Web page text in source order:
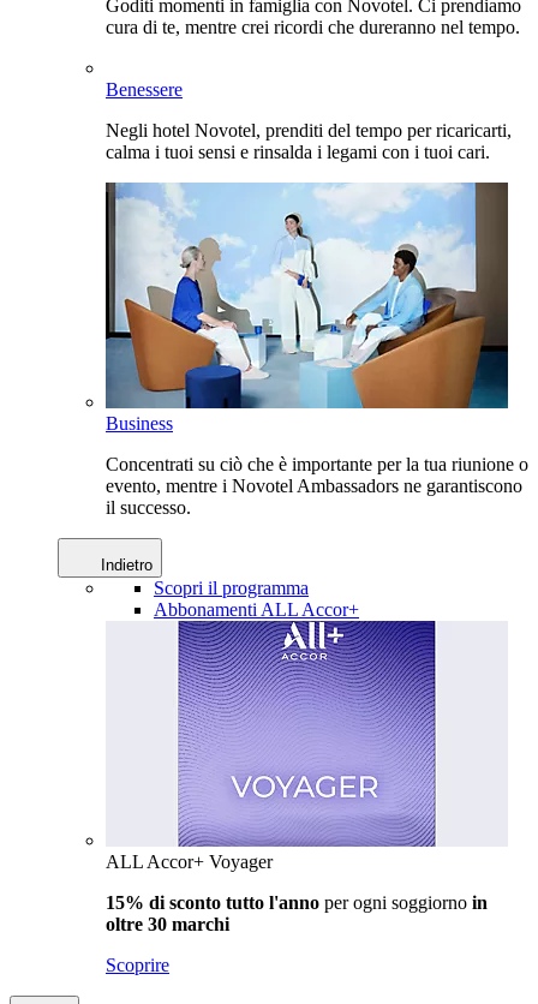
Goditi momenti in famiglia con Novotel. Ci prendiamo
cura di te, mentre crei ricordi che dureranno nel tempo.
Benessere
Negli hotel Novotel, prenditi del tempo per ricaricarti,
calma i tuoi sensi e rinsalda i legami con i tuoi cari.
Business
Concentrati su ciò che è importante per la tua riunione o
evento, mentre i Novotel Ambassadors ne garantiscono
il successo.
Indietro
Scopri il programma
Abbonamenti ALL Accor+
ALL Accor+ Voyager
15% di sconto tutto l'anno per ogni soggiorno in
oltre 30 marchi
Scoprire